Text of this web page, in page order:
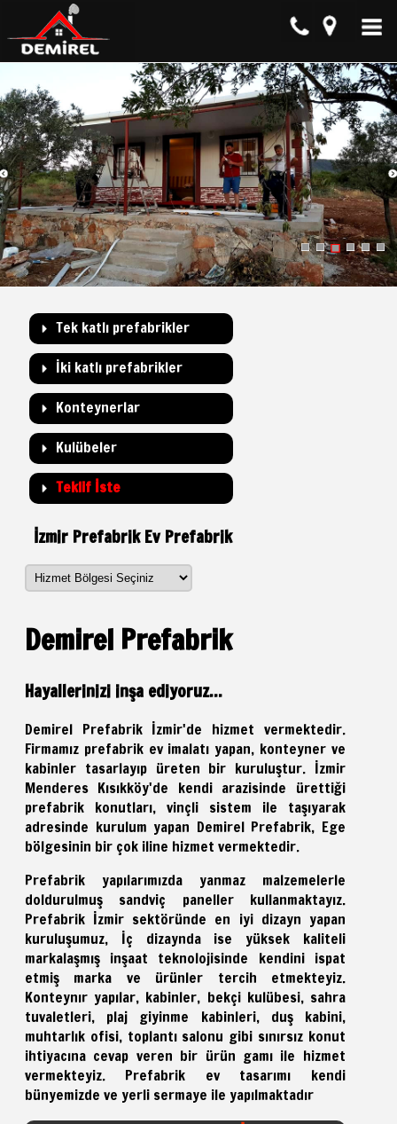
Tek katlı prefabrikler
İki katlı prefabrikler
Konteynerlar
Kulübeler
Teklif İste
İzmir Prefabrik Ev Prefabrik
Demirel Prefabrik
Hayallerinizi inşa ediyoruz...
Demirel Prefabrik İzmir'de hizmet vermektedir.
Firmamız prefabrik ev imalatı yapan, konteyner ve
kabinler tasarlayıp üreten bir kuruluştur. İzmir
Menderes Kısıkköy'de kendi arazisinde ürettiği
prefabrik konutları, vinçli sistem ile taşıyarak
adresinde kurulum yapan Demirel Prefabrik, Ege
bölgesinin bir çok iline hizmet vermektedir.
Prefabrik yapılarımızda yanmaz malzemelerle
doldurulmuş sandviç paneller kullanmaktayız.
Prefabrik İzmir sektöründe en iyi dizayn yapan
kuruluşumuz, İç dizaynda ise yüksek kaliteli
markalaşmış inşaat teknolojisinde kendini ispat
etmiş marka ve ürünler tercih etmekteyiz.
Konteynır yapılar, kabinler, bekçi kulübesi, sahra
tuvaletleri, plaj giyinme kabinleri, duş kabini,
muhtarlık ofisi, toplantı salonu gibi sınırsız konut
ihtiyacına cevap veren bir ürün gamı ile hizmet
vermekteyiz. Prefabrik ev tasarımı kendi
bünyemizde ve yerli sermaye ile yapılmaktadır